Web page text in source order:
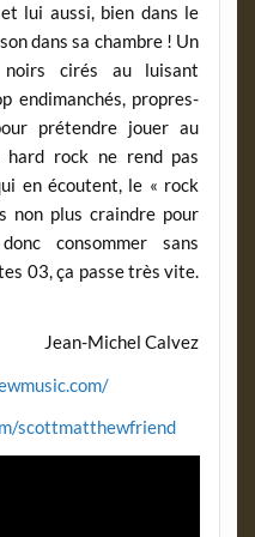
lui aussi, bien dans le
dans sa chambre ! Un
cirés au luisant
endimanchés, propres-
prétendre jouer au
rock ne rend pas
en écoutent, le « rock
non plus craindre pour
consommer sans
03, ça passe très vite.
Jean-Michel Calvez
scottmatthewfriend